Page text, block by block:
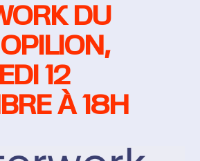
DU
12
À 18H
création